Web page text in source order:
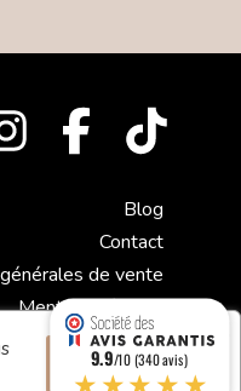
Blog
Contact
de vente
Mentions légales
Accepter
9.9/10 (340 avis)
★★★★★